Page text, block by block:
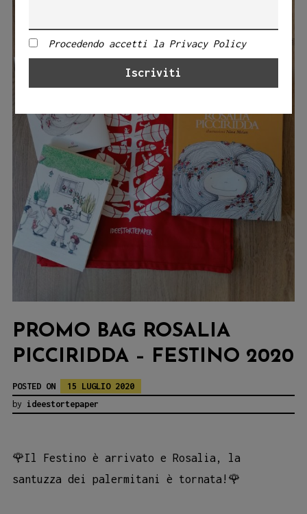
PROMO BAG ROSALIA
PICCIRIDDA – FESTINO 2020
POSTED ON
15 LUGLIO 2020
by ideestortepaper
🌹Il Festino è arrivato e Rosalia, la
santuzza dei palermitani è tornata! 🌹
Procedendo accetti la Privacy Policy